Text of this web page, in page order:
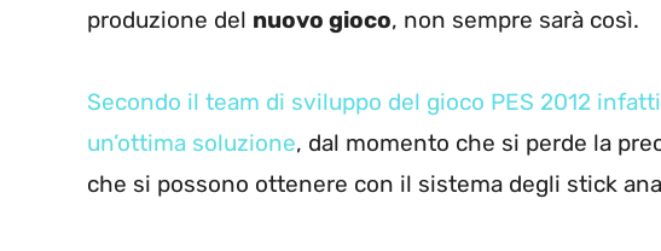
produzione del nuovo gioco, non sempre sarà così.
Secondo il team di sviluppo del gioco PES 2012
un’ottima soluzione, dal momento che si perde la
che si possono ottenere con il sistema degli stick